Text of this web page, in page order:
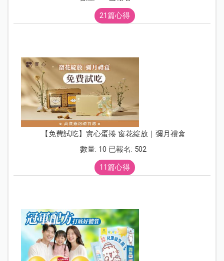
21篇心得
【免費試吃】實心蛋捲 窗花綻放｜彌月禮盒
數量: 10 已報名: 502
11篇心得